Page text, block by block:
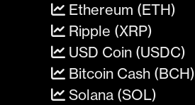
Ethereum (ETH)
Ripple (XRP)
USD Coin (USDC)
Bitcoin Cash (BCH)
Solana (SOL)